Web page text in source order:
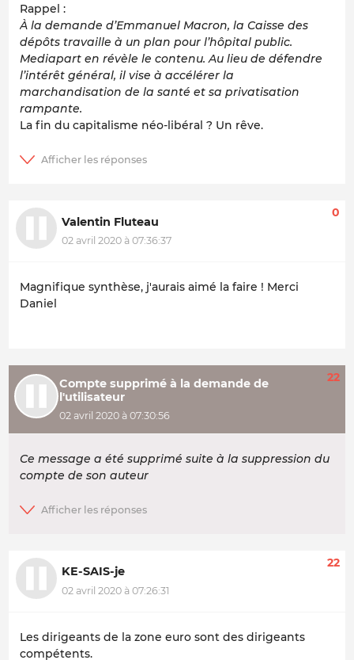
Rappel :
À la demande d’Emmanuel Macron, la Caisse des
dépôts travaille à un plan pour l’hôpital public.
Mediapart en révèle le contenu. Au lieu de défendre
l’intérêt général, il vise à accélérer la
marchandisation de la santé et sa privatisation
rampante.
La fin du capitalisme néo-libéral ? Un rêve.
Valentin Fluteau
02 avril 2020 à 07:36:37
0
Magnifique synthèse, j'aurais aimé la faire ! Merci
Daniel
Compte supprimé à la demande de
l'utilisateur
02 avril 2020 à 07:30:56
22
Ce message a été supprimé suite à la suppression du
compte de son auteur
KE-SAIS-je
02 avril 2020 à 07:26:31
22
Les dirigeants de la zone euro sont des dirigeants
compétents.